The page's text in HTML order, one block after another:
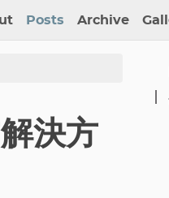
Posts Archive
決方